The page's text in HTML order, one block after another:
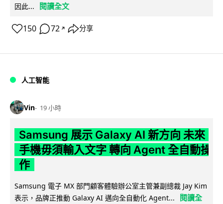
因此...
閱讀全文
150 72 ↗ 分享
人工智能
Vin 19 小時
Samsung 展示 Galaxy AI 新方向 未來
手機毋須輸入文字 轉向 Agent 全自動操
作
Samsung 電子 MX 部門顧客體驗辦公室主管兼副總裁 Jay Kim
表示，品牌正推動 Galaxy AI 邁向全自動化 Agent...
閱讀全